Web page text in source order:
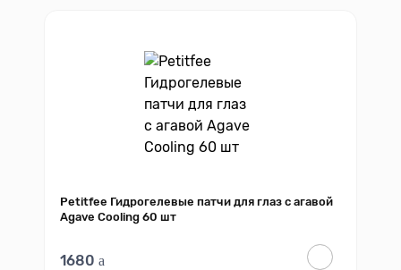
Petitfee Гидрогелевые патчи для глаз с агавой
Agave Cooling 60 шт
1680